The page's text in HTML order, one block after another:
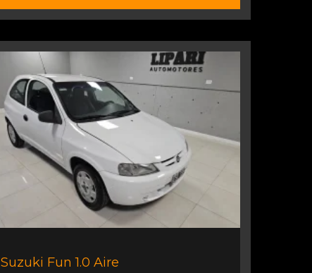
Suzuki Fun 1.0 Aire